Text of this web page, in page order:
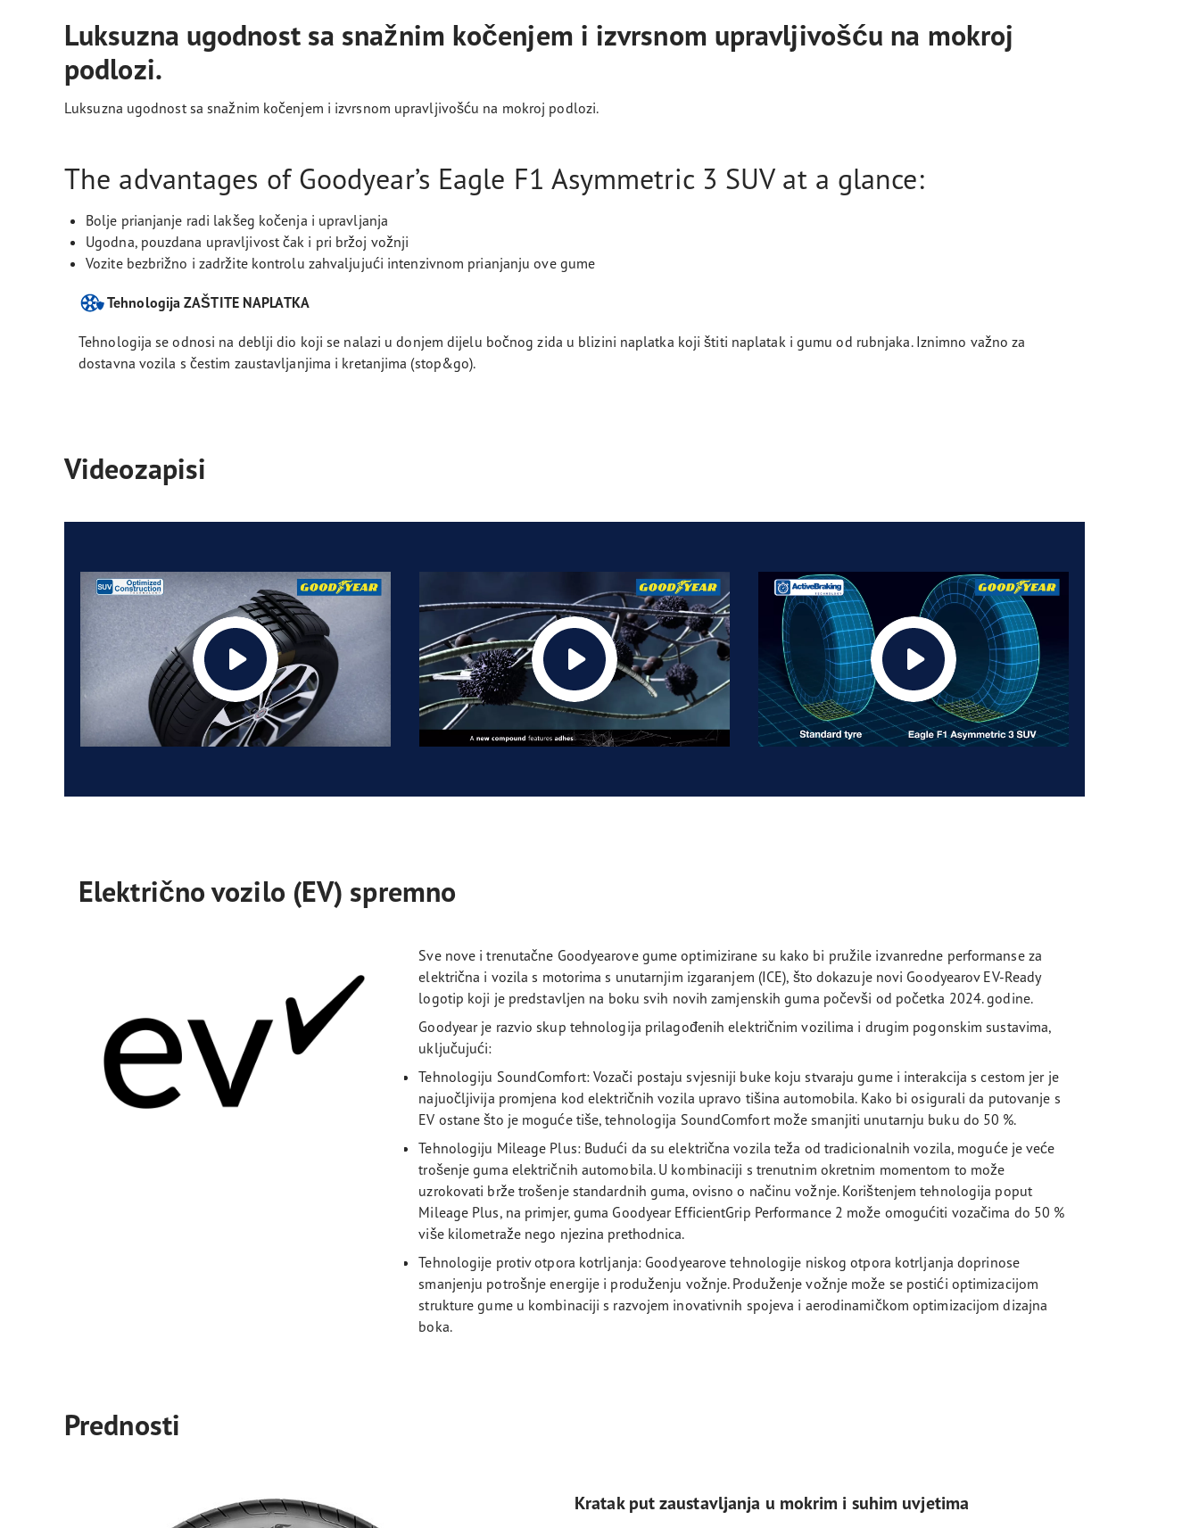
Luksuzna ugodnost sa snažnim kočenjem i izvrsnom upravljivošću na mokroj
podlozi.
Luksuzna ugodnost sa snažnim kočenjem i izvrsnom upravljivošću na mokroj podlozi.
The advantages of Goodyear’s Eagle F1 Asymmetric 3 SUV at a glance:
Bolje prianjanje radi lakšeg kočenja i upravljanja
Ugodna, pouzdana upravljivost čak i pri bržoj vožnji
Vozite bezbrižno i zadržite kontrolu zahvaljujući intenzivnom prianjanju ove gume
Tehnologija ZAŠTITE NAPLATKA
Tehnologija se odnosi na deblji dio koji se nalazi u donjem dijelu bočnog zida u blizini naplatka koji štiti naplatak i gumu od rubnjaka. Iznimno važno za
dostavna vozila s čestim zaustavljanjima i kretanjima (stop&go).
Videozapisi
Električno vozilo (EV) spremno
Sve nove i trenutačne Goodyearove gume optimizirane su kako bi pružile izvanredne performanse za
električna i vozila s motorima s unutarnjim izgaranjem (ICE), što dokazuje novi Goodyearov EV-Ready
logotip koji je predstavljen na boku svih novih zamjenskih guma počevši od početka 2024. godine.
Goodyear je razvio skup tehnologija prilagođenih električnim vozilima i drugim pogonskim sustavima,
uključujući:
Tehnologiju SoundComfort: Vozači postaju svjesniji buke koju stvaraju gume i interakcija s cestom jer je
najuočljivija promjena kod električnih vozila upravo tišina automobila. Kako bi osigurali da putovanje s
EV ostane što je moguće tiše, tehnologija SoundComfort može smanjiti unutarnju buku do 50 %.
Tehnologiju Mileage Plus: Budući da su električna vozila teža od tradicionalnih vozila, moguće je veće
trošenje guma električnih automobila. U kombinaciji s trenutnim okretnim momentom to može
uzrokovati brže trošenje standardnih guma, ovisno o načinu vožnje. Korištenjem tehnologija poput
Mileage Plus, na primjer, guma Goodyear EfficientGrip Performance 2 može omogućiti vozačima do 50 %
više kilometraže nego njezina prethodnica.
Tehnologije protiv otpora kotrljanja: Goodyearove tehnologije niskog otpora kotrljanja doprinose
smanjenju potrošnje energije i produženju vožnje. Produženje vožnje može se postići optimizacijom
strukture gume u kombinaciji s razvojem inovativnih spojeva i aerodinamičkom optimizacijom dizajna
boka.
Prednosti
Kratak put zaustavljanja u mokrim i suhim uvjetima